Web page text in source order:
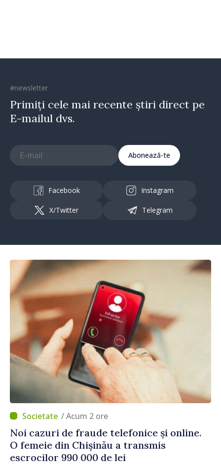
#newsletter
Primiți cele mai recente știri direct pe
E-mailul dvs.
Abonează-te
Facebook Instagram
X/Twitter Telegram
/ Acum 2 ore
Noi cazuri de fraude telefonice și online.
O femeie din Chișinău a transmis
escrocilor 990 000 de lei